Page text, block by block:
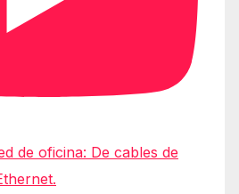
de oficina: De cables de